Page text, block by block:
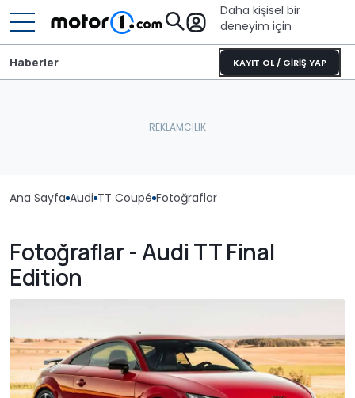
Daha kişisel bir
deneyim için
KAYIT OL / GİRİŞ YAP
Haberler
Ana Sayfa Audi TT Coupé Fotoğraflar
Fotoğraflar - Audi TT Final
Edition